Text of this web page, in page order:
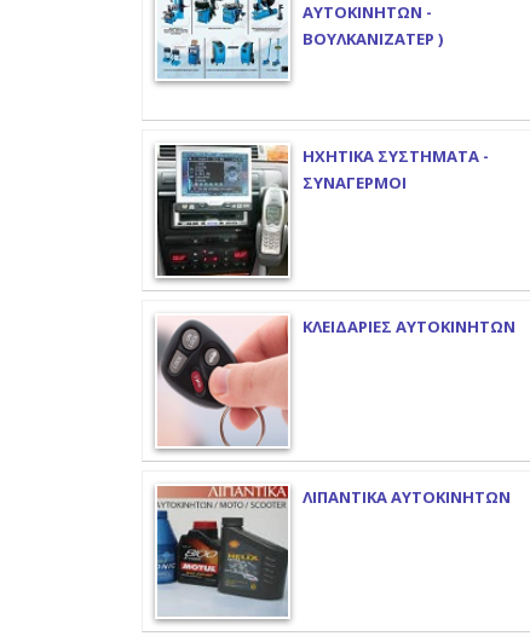
ΑΥΤΟΚΙΝΗΤΩΝ -
ΒΟΥΛΚΑΝΙΖΑΤΕΡ )
ΗΧΗΤΙΚΑ ΣΥΣΤΗΜΑΤΑ -
ΣΥΝΑΓΕΡΜΟΙ
ΚΛΕΙΔΑΡΙΕΣ ΑΥΤΟΚΙΝΗΤΩΝ
ΛΙΠΑΝΤΙΚΑ ΑΥΤΟΚΙΝΗΤΩΝ